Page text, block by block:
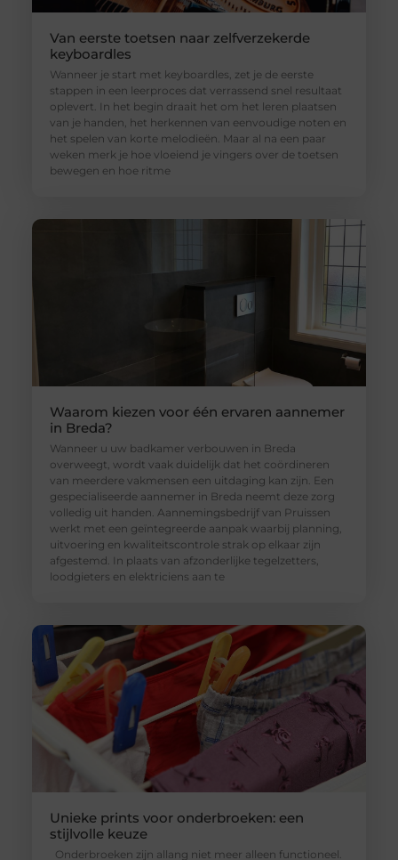
Van eerste toetsen naar zelfverzekerde
keyboardles
Wanneer je start met keyboardles, zet je de eerste
stappen in een leerproces dat verrassend snel resultaat
oplevert. In het begin draait het om het leren plaatsen
van je handen, het herkennen van eenvoudige noten en
het spelen van korte melodieën. Maar al na een paar
weken merk je hoe vloeiend je vingers over de toetsen
bewegen en hoe ritme
Waarom kiezen voor één ervaren aannemer
in Breda?
Wanneer u uw badkamer verbouwen in Breda
overweegt, wordt vaak duidelijk dat het coördineren
van meerdere vakmensen een uitdaging kan zijn. Een
gespecialiseerde aannemer in Breda neemt deze zorg
volledig uit handen. Aannemingsbedrijf van Pruissen
werkt met een geïntegreerde aanpak waarbij planning,
uitvoering en kwaliteitscontrole strak op elkaar zijn
afgestemd. In plaats van afzonderlijke tegelzetters,
loodgieters en elektriciens aan te
Unieke prints voor onderbroeken: een
stijlvolle keuze
Onderbroeken zijn allang niet meer alleen functioneel.